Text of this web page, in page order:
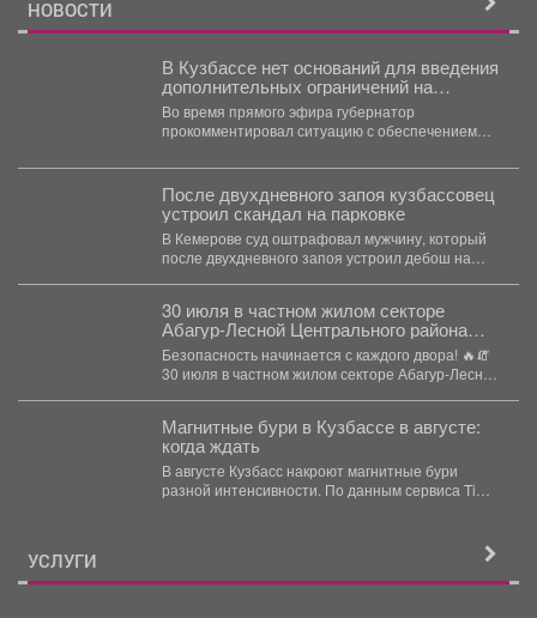
НОВОСТИ
В Кузбассе нет оснований для введения
дополнительных ограничений на
приобретение топлива.
Во время прямого эфира губернатор
прокомментировал ситуацию с обеспечением
После двухдневного запоя кузбассовец
устроил скандал на парковке
В Кемерове суд оштрафовал мужчину, который
после двухдневного запоя устроил дебош на
30 июля в частном жилом секторе
Абагур-Лесной Центрального района
состоялся «Единый день профилактики
нарушений пожарной безопасности».
Безопасность начинается с каждого двора! 🔥🧯
30 июля в частном жилом секторе Абагур-Лесной
Магнитные бури в Кузбассе в августе:
когда ждать
В августе Кузбасс накроют магнитные бури
разной интенсивности. По данным сервиса Time-
УСЛУГИ